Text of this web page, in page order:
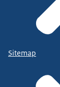
Sitemap